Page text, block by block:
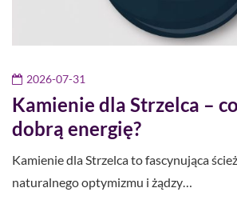
2026-07-31
Kamienie dla Strzelca –
dobrą energię?
Kamienie dla Strzelca to fascynująca
naturalnego optymizmu i żądzy…